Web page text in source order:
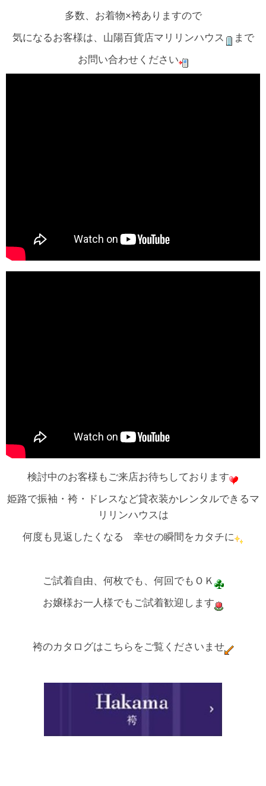
多数、お着物×袴ありますので
気になるお客様は、山陽百貨店マリリンハウス
まで
お問い合わせください
検討中のお客様もご来店お待ちしております
姫路で振袖・袴・ドレスなど貸衣装かレンタルできるマ
リリンハウスは
何度も見返したくなる 幸せの瞬間をカタチに
ご試着自由、何枚でも、何回でもＯＫ
お嬢様お一人様でもご試着歓迎します
袴のカタログはこちらをご覧くださいませ